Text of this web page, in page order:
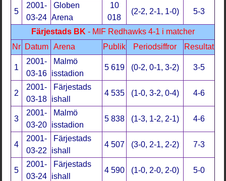
5
2001-
03-24
Globen
Arena
10
018
(2-2, 2-1, 1-0) 5-3
Färjestads BK - MIF Redhawks 4-1 i matcher
Nr Datum Arena Publik Periodsiffror Resultat
1
2001-
03-16
Malmö
isstadion
5 619 (0-2, 0-1, 3-2) 3-5
2
2001-
03-18
Färjestads
ishall
4 535 (1-0, 3-2, 0-4) 4-6
3
2001-
03-20
Malmö
isstadion
5 838 (1-3, 1-2, 2-1) 4-6
4
2001-
03-22
Färjestads
ishall
4 507 (3-0, 2-1, 2-2) 7-3
5
2001-
03-24
Färjestads
ishall
4 590 (1-0, 2-0, 2-0) 5-0